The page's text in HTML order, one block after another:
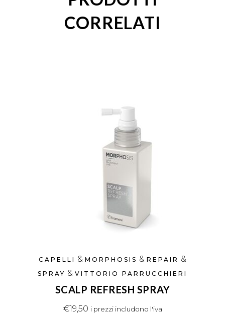
CORRELATI
CAPELLI & MORPHOSIS & REPAIR &
SPRAY & VITTORIO PARRUCCHIERI
SCALP REFRESH SPRAY
€19,50 i prezzi includono l'iva